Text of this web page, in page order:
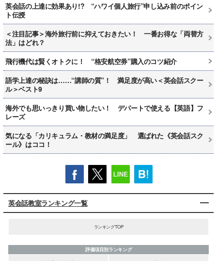
英会話の上達に効果あり!? “ハワイ個人旅行”申し込み前のポイン
ト伝授
＜注目記事＞海外旅行前に抑えておきたい！ 一番お得な「両替方
法」はどれ？
飛行機代は賢くオトクに！ “格安航空券”購入のコツ紹介
語学上達の秘訣は……“講師の質”！ 満足度が高い＜英会話スクー
ル＞ベスト9
海外でも思いっきり買い物したい！ デパートで使える【英語】フ
レーズ
気になる「カリキュラム・教材の満足度」 選ばれた《英会話スク
ール》はココ！
英会話教室ランキング一覧
ランキングTOP
評価項目別ランキング